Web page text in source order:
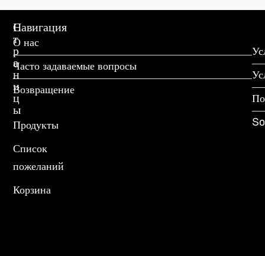
С
т
р
а
н
и
ц
ы
Продукты
Список
пожеланий
Корзина
Навигация
О нас
Часто задаваемые вопросы
Возвращение